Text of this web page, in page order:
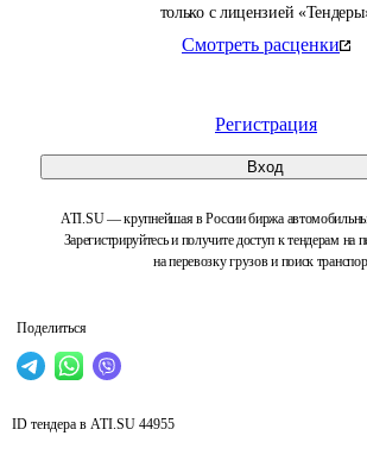
только с лицензией
Смотреть расценки
Регистрация
Вход
ATI.SU — крупнейшая в России биржа
Зарегистрируйтесь и получите доступ к тендерам на
на перевозку грузов и поиск
Поделиться
ID тендера в ATI.SU 44955